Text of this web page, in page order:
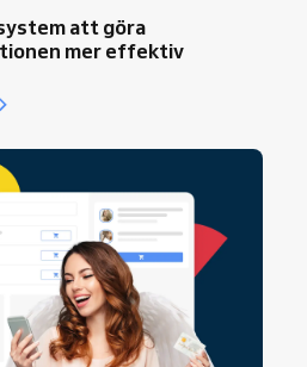
att göra
mer effektiv